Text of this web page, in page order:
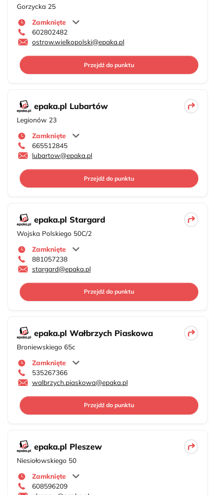
Gorzycka 25
Zamknięte
602802482
ostrow.wielkopolski@epaka.pl
Przejdź do punktu
epaka.pl Lubartów
Legionów 23
Zamknięte
665512845
lubartow@epaka.pl
Przejdź do punktu
epaka.pl Stargard
Wojska Polskiego 50C/2
Zamknięte
881057238
stargard@epaka.pl
Przejdź do punktu
epaka.pl Wałbrzych Piaskowa
Broniewskiego 65c
Zamknięte
535267366
walbrzych.piaskowa@epaka.pl
Przejdź do punktu
epaka.pl Pleszew
Niesiołowskiego 50
Zamknięte
608596209